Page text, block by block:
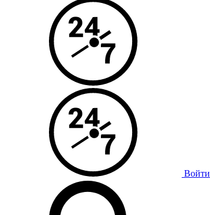
Войти